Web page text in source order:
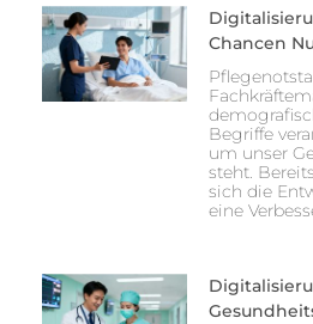
Chancen
Begriffe
um unser
steht.
sich die
eine